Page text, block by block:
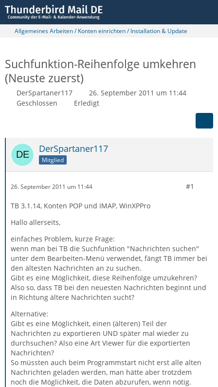
Allgemeines Arbeiten / Konten einrichten / Installation & Update
Suchfunktion-Reihenfolge umkehren
(Neuste zuerst)
DerSpartaner117
26. September 2011 um 11:44
Geschlossen
Erledigt
DerSpartaner117
Mitglied
26. September 2011 um 11:44 #1
TB 3.1.14, Konten POP und IMAP, WinXPPro
Hallo allerseits,
einfaches Problem, kurze Frage:
wenn man bei TB die Suchfunktion "Nachrichten suchen"
unter dem Bearbeiten-Menü verwendet, fängt TB immer bei
den ältesten Nachrichten an zu suchen.
Gibt es eine Möglichkeit, diese Reihenfolge umzukehren?
Also so, dass TB bei den neuesten Nachrichten beginnt und
in Richtung ältere Nachrichten sucht?
Alternative:
Gibt es eine Möglichkeit, einen (älteren) Teil der
Nachrichten zu exportieren UND später mal wieder zu
durchsuchen? Also eine Art Viewer für die exportierten
Nachrichten?
So müssten auch beim Programmstart nicht erst alle alten
Nachrichten geladen werden, man hätte aber trotzdem
noch die Möglichkeit, die Daten abzurufen, wenn nötig.